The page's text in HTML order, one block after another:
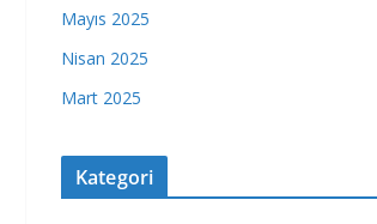
Mayıs 2025
Nisan 2025
Mart 2025
Kategori